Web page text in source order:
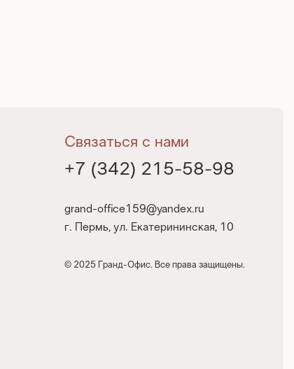
Связаться с нами
+7 (342) 215-58-98
grand-office159@yandex.ru
г. Пермь, ул. Екатерининская, 10
© 2025 Гранд-Офис. Все права защищены.